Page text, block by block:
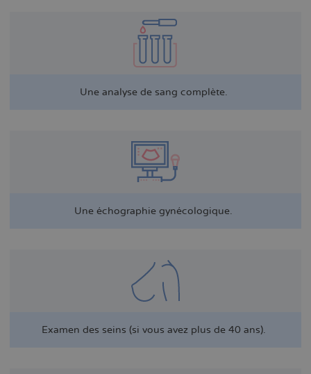
Une analyse de sang complète.
Une échographie gynécologique.
Examen des seins (si vous avez plus de 40 ans).